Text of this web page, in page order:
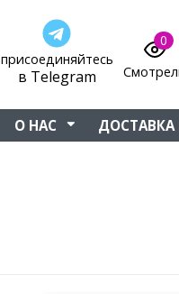
присоединяйтесь
в Telegram
0
О НАС